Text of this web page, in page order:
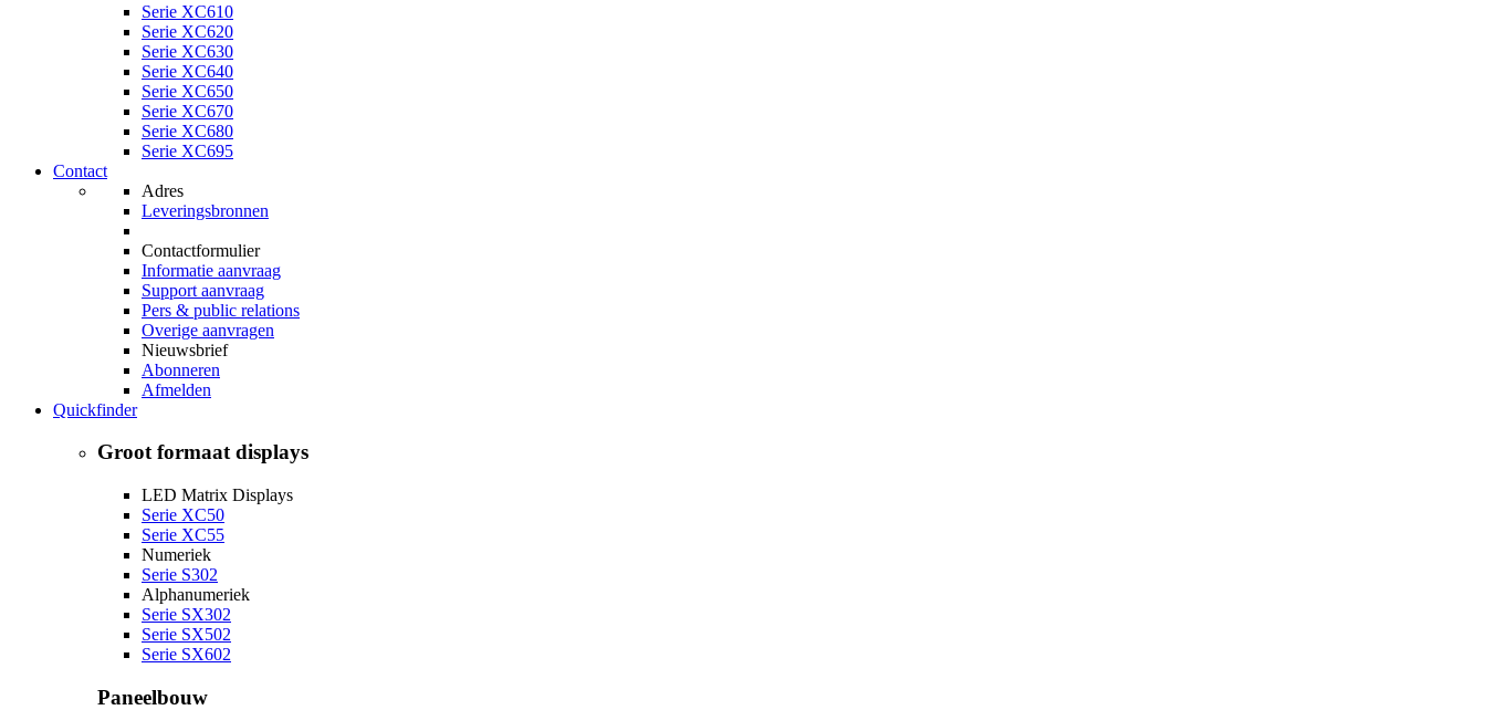
Serie XC610
Serie XC620
Serie XC630
Serie XC640
Serie XC650
Serie XC670
Serie XC680
Serie XC695
Contact
Adres
Leveringsbronnen
Contactformulier
Informatie aanvraag
Support aanvraag
Pers & public relations
Overige aanvragen
Nieuwsbrief
Abonneren
Afmelden
Quickfinder
Groot formaat displays
LED Matrix Displays
Serie XC50
Serie XC55
Numeriek
Serie S302
Alphanumeriek
Serie SX302
Serie SX502
Serie SX602
Paneelbouw